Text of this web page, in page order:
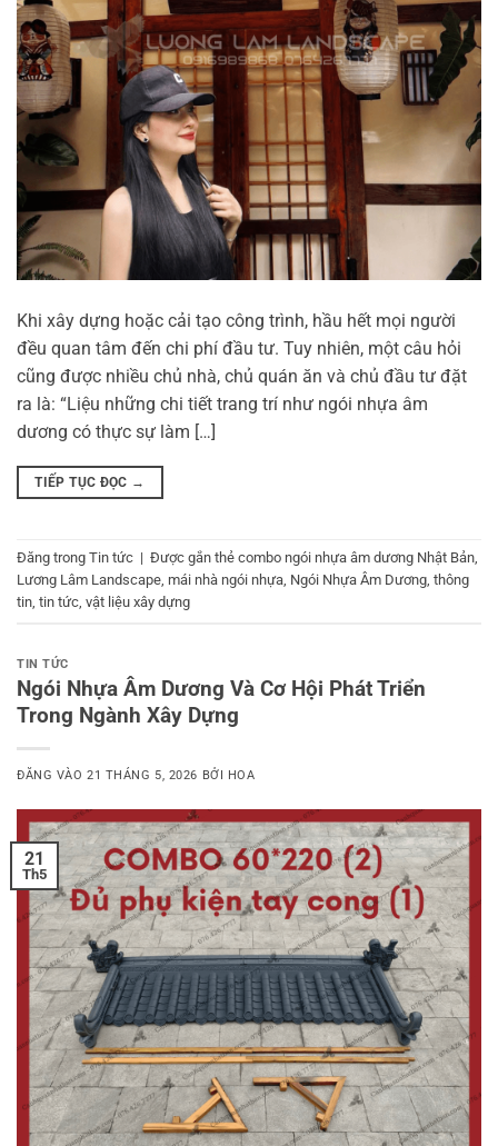
Khi xây dựng hoặc cải tạo công trình, hầu hết mọi người
đều quan tâm đến chi phí đầu tư. Tuy nhiên, một câu hỏi
cũng được nhiều chủ nhà, chủ quán ăn và chủ đầu tư đặt
ra là: “Liệu những chi tiết trang trí như ngói nhựa âm
dương có thực sự làm […]
TIẾP TỤC ĐỌC →
Đăng trong Tin tức | Được gắn thẻ combo ngói nhựa âm dương Nhật Bản
Lương Lâm Landscape mái nhà ngói nhựa Ngói Nhựa Âm Dương thông
tin tin tức vật liệu xây dựng
TIN TỨC
Ngói Nhựa Âm Dương Và Cơ Hội Phát Triển
Trong Ngành Xây Dựng
ĐĂNG VÀO21 THÁNG 5, 2026 BỞI HOA
21
Th5